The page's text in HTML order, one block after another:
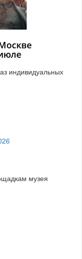
индивидуальных
музея